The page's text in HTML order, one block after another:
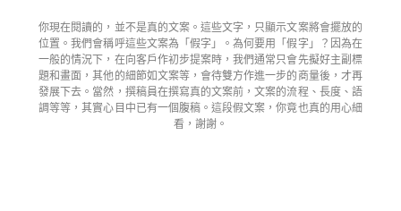
你現在閱讀的，並不是真的文案。這些文字，只顯示文案將會擺放的
位置。我們會稱呼這些文案為「假字」。為何要用「假字」？因為在
一般的情況下，在向客戶作初步提案時，我們通常只會先擬好主副標
題和畫面，其他的細節如文案等，會待雙方作進一步的商量後，才再
發展下去。當然，撰稿員在撰寫真的文案前，文案的流程、長度、語
調等等，其實心目中已有一個腹稿。這段假文案，你竟也真的用心細
看，謝謝。